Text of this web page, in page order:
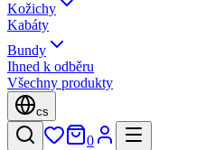
Kožichy
Kabáty
Bundy
Ihned k odběru
Všechny produkty
cs
0